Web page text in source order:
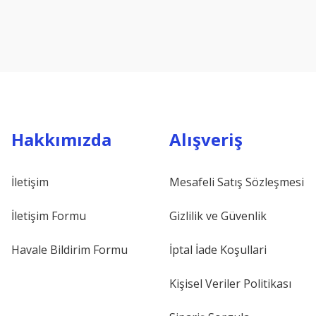
Hakkımızda
İletişim
İletişim Formu
Havale Bildirim Formu
Alışveriş
Mesafeli Satış Sözleşmesi
Gizlilik ve Güvenlik
İptal İade Koşullari
Kişisel Veriler Politikası